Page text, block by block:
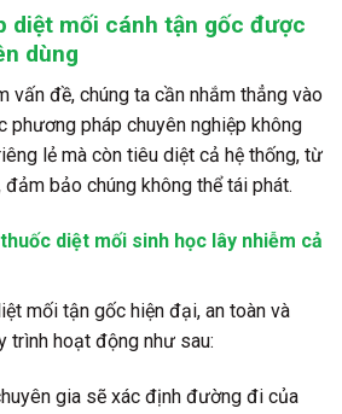
diệt mối cánh tận gốc được
dùng
đề, chúng ta cần nhắm thẳng vào
phương pháp chuyên nghiệp không
lẻ mà còn tiêu diệt cả hệ thống, từ
bảo chúng không thể tái phát.
diệt mối sinh học lây nhiễm cả
mối tận gốc hiện đại, an toàn và
trình hoạt động như sau:
gia sẽ xác định đường đi của